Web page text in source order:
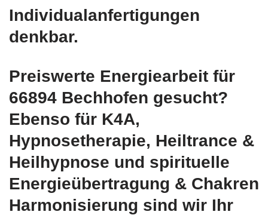
Individualanfertigungen
denkbar.
Preiswerte Energiearbeit für
66894 Bechhofen gesucht?
Ebenso für K4A,
Hypnosetherapie, Heiltrance &
Heilhypnose und spirituelle
Energieübertragung & Chakren
Harmonisierung sind wir Ihr